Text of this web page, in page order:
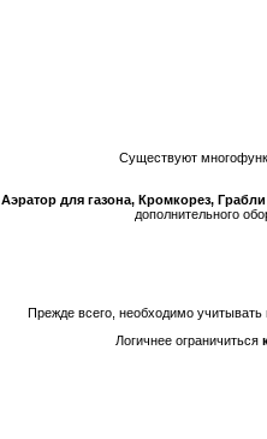
Существуют
Аэратор для газона, Кромкорез,
дополнительного
Прежде всего, необходимо
Логичнее ограничиться